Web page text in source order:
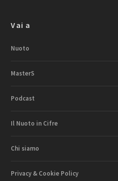
Vai a
Nuoto
MasterS
Podcast
Il Nuoto in Cifre
Chi siamo
Privacy & Cookie Policy